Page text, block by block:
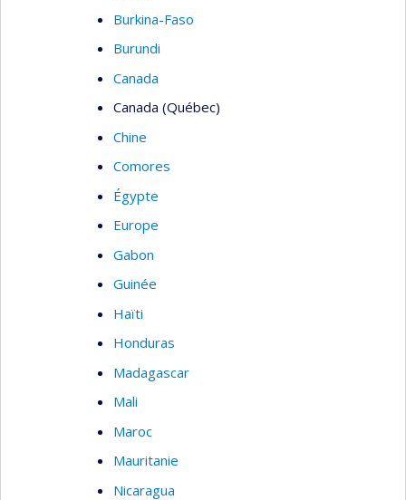
Burkina-Faso
Burundi
Canada
Canada (Québec)
Chine
Comores
Égypte
Europe
Gabon
Guinée
Haïti
Honduras
Madagascar
Mali
Maroc
Mauritanie
Nicaragua